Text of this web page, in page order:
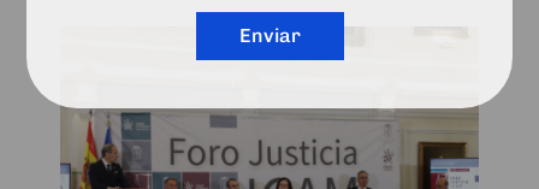
Enviar